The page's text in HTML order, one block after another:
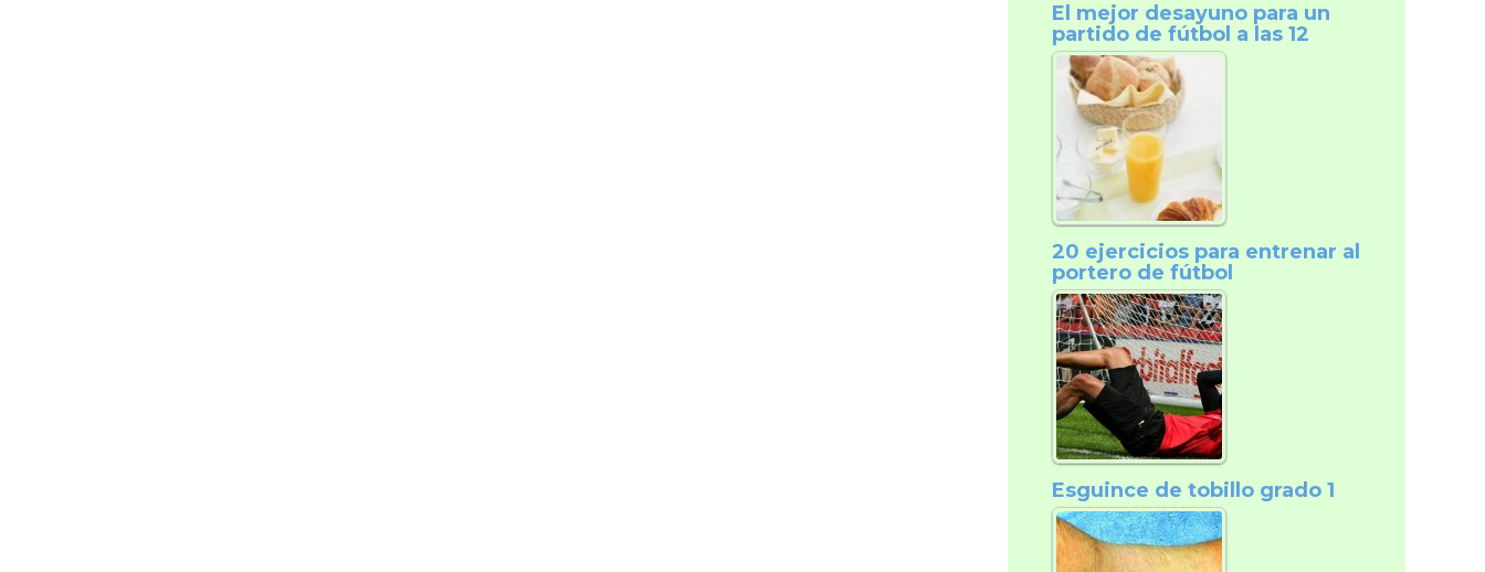
El mejor desayuno para un
partido de fútbol a las 12
20 ejercicios para entrenar al
portero de fútbol
Esguince de tobillo grado 1